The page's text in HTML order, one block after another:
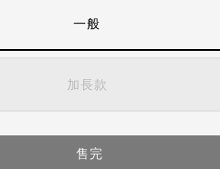
一般
加長款
售完